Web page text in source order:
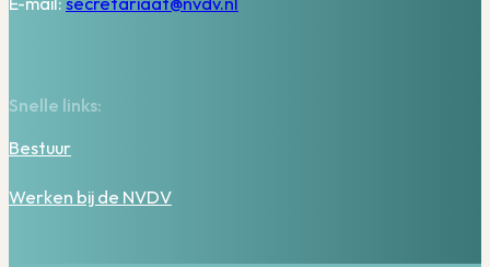
Snelle links:
Bestuur
Werken bij de NVDV